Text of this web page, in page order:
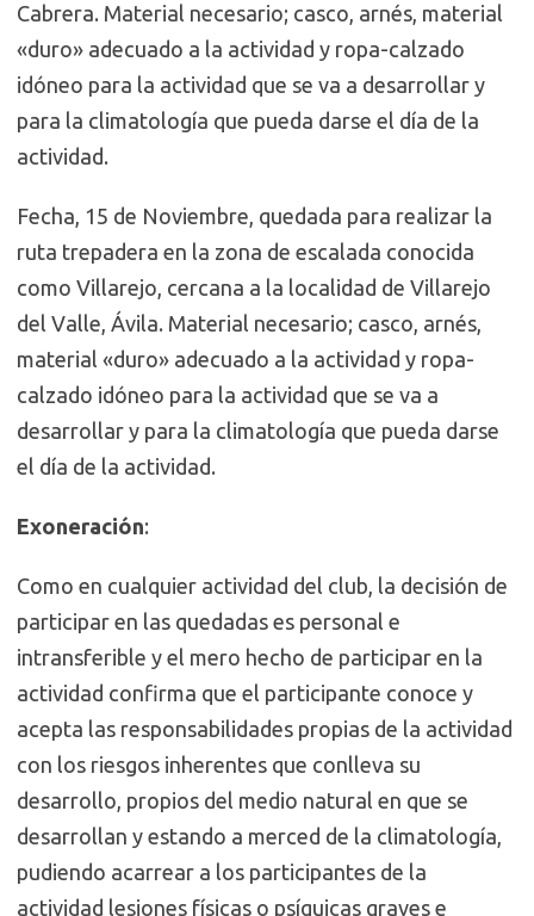
Cabrera. Material necesario; casco, arnés, material
«duro» adecuado a la actividad y ropa-calzado
idóneo para la actividad que se va a desarrollar y
para la climatología que pueda darse el día de la
actividad.
Fecha, 15 de Noviembre, quedada para realizar la
ruta trepadera en la zona de escalada conocida
como Villarejo, cercana a la localidad de Villarejo
del Valle, Ávila. Material necesario; casco, arnés,
material «duro» adecuado a la actividad y ropa-
calzado idóneo para la actividad que se va a
desarrollar y para la climatología que pueda darse
el día de la actividad.
Exoneración:
Como en cualquier actividad del club, la decisión de
participar en las quedadas es personal e
intransferible y el mero hecho de participar en la
actividad confirma que el participante conoce y
acepta las responsabilidades propias de la actividad
con los riesgos inherentes que conlleva su
desarrollo, propios del medio natural en que se
desarrollan y estando a merced de la climatología,
pudiendo acarrear a los participantes de la
actividad lesiones físicas o psíquicas graves e